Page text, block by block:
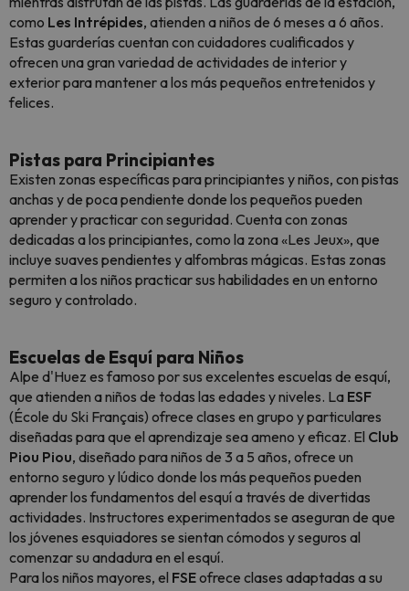
como Les Intrépides, atienden a niños de 6 meses a 6 años.
Estas guarderías cuentan con cuidadores cualificados y
ofrecen una gran variedad de actividades de interior y
exterior para mantener a los más pequeños entretenidos y
felices.
Pistas para Principiantes
Existen zonas específicas para principiantes y niños, con pistas
anchas y de poca pendiente donde los pequeños pueden
aprender y practicar con seguridad. Cuenta con zonas
dedicadas a los principiantes, como la zona «Les Jeux», que
incluye suaves pendientes y alfombras mágicas. Estas zonas
permiten a los niños practicar sus habilidades en un entorno
seguro y controlado.
Escuelas de Esquí para Niños
Alpe d'Huez es famoso por sus excelentes escuelas de esquí,
que atienden a niños de todas las edades y niveles. La ESF
(École du Ski Français) ofrece clases en grupo y particulares
diseñadas para que el aprendizaje sea ameno y eficaz. El Club
Piou Piou, diseñado para niños de 3 a 5 años, ofrece un
entorno seguro y lúdico donde los más pequeños pueden
aprender los fundamentos del esquí a través de divertidas
actividades. Instructores experimentados se aseguran de que
los jóvenes esquiadores se sientan cómodos y seguros al
comenzar su andadura en el esquí.
Para los niños mayores, el FSEofrece clases adaptadas a su